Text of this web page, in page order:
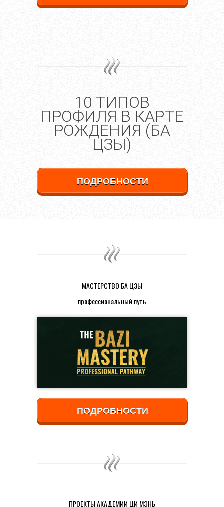
10 ТИПОВ
ПРОФИЛЯ В КАРТЕ
РОЖДЕНИЯ (БА
ЦЗЫ)
ПОДРОБНОСТИ
МАСТЕРСТВО БА ЦЗЫ
профессиональный путь
ПОДРОБНОСТИ
ПРОЕКТЫ АКАДЕМИИ ЦИ МЭНЬ